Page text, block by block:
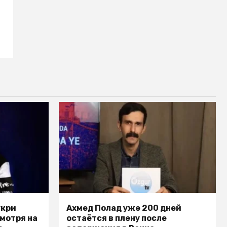
на
Ахмед Полад уже 200 дней
остаётся в плену после